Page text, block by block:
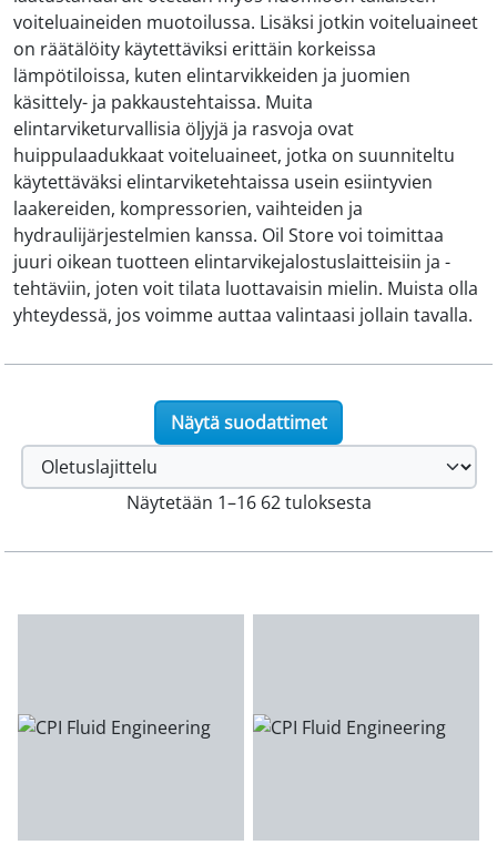
voiteluaineiden muotoilussa. Lisäksi jotkin voiteluaineet
on räätälöity käytettäviksi erittäin korkeissa
lämpötiloissa, kuten elintarvikkeiden ja juomien
käsittely- ja pakkaustehtaissa. Muita
elintarviketurvallisia öljyjä ja rasvoja ovat
huippulaadukkaat voiteluaineet, jotka on suunniteltu
käytettäväksi elintarviketehtaissa usein esiintyvien
laakereiden, kompressorien, vaihteiden ja
hydraulijärjestelmien kanssa. Oil Store voi toimittaa
juuri oikean tuotteen elintarvikejalostuslaitteisiin ja -
tehtäviin, joten voit tilata luottavaisin mielin. Muista olla
yhteydessä, jos voimme auttaa valintaasi jollain tavalla.
Näytä suodattimet
Näytetään 1–16 62 tuloksesta